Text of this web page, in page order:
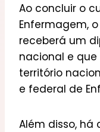
Ao concluir o
Enfermagem,
receberá um
nacional e
território
e federal de
Além disso, há